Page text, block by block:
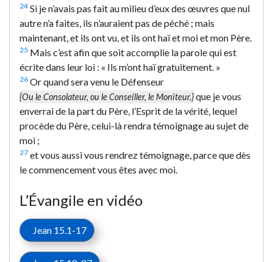
24 Si je n’avais pas fait au milieu d’eux des œuvres que nul
autre n’a faites, ils n’auraient pas de péché ; mais
maintenant, et ils ont vu, et ils ont haï et moi et mon Père.
25 Mais c’est afin que soit accomplie la parole qui est
écrite dans leur loi : « Ils m’ont haï gratuitement. »
26 Or quand sera venu le Défenseur
{Ou le Consolateur, ou le Conseiller, le Moniteur.}que je vous
enverrai de la part du Père, l’Esprit de la vérité, lequel
procède du Père, celui-là rendra témoignage au sujet de
moi ;
27 et vous aussi vous rendrez témoignage, parce que dès
le commencement vous êtes avec moi.
L’Évangile en vidéo
Jean 15.1-17